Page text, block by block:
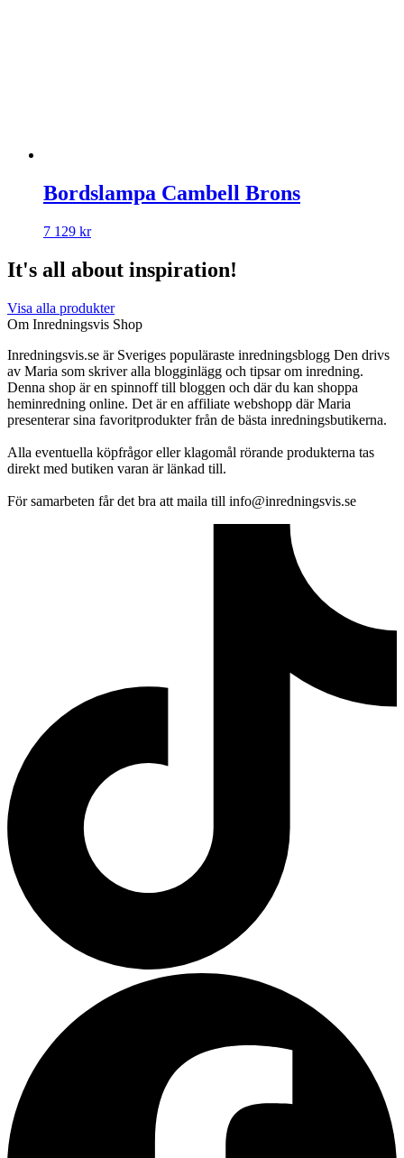
Bordslampa Cambell Brons
7 129 kr
It's all about inspiration!
Visa alla produkter
Om Inredningsvis Shop
Inredningsvis.se är Sveriges populäraste inredningsblogg Den drivs
av Maria som skriver alla blogginlägg och tipsar om inredning.
Denna shop är en spinnoff till bloggen och där du kan shoppa
heminredning online. Det är en affiliate webshopp där Maria
presenterar sina favoritprodukter från de bästa inredningsbutikerna.
Alla eventuella köpfrågor eller klagomål rörande produkterna tas
direkt med butiken varan är länkad till.
För samarbeten får det bra att maila till info@inredningsvis.se